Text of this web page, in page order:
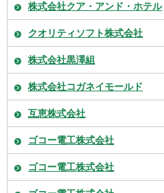
株式会社クア・アンド・ホテル
クオリティソフト株式会社
株式会社黒澤組
株式会社コガネイモールド
互恵株式会社
ゴコー電工株式会社
ゴコー電工株式会社